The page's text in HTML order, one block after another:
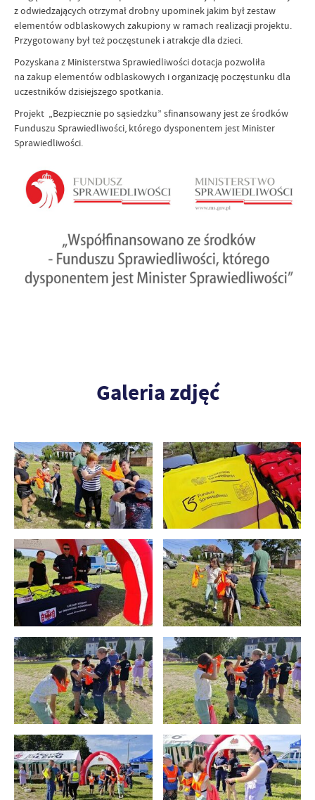
z odwiedzających otrzymał drobny upominek jakim był zestaw
elementów odblaskowych zakupiony w ramach realizacji projektu.
Przygotowany był też poczęstunek i atrakcje dla dzieci.
Pozyskana z Ministerstwa Sprawiedliwości dotacja pozwoliła
na zakup elementów odblaskowych i organizację poczęstunku dla
uczestników dzisiejszego spotkania.
Projekt „Bezpiecznie po sąsiedzku” sfinansowany jest ze środków
Funduszu Sprawiedliwości, którego dysponentem jest Minister
Sprawiedliwości.
Galeria zdjęć